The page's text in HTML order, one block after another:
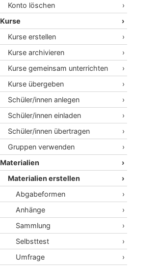
Konto löschen
Kurse
Kurse erstellen
Kurse archivieren
Kurse gemeinsam unterrichten
Kurse übergeben
Schüler/innen anlegen
Schüler/innen einladen
Schüler/innen übertragen
Gruppen verwenden
Materialien
Materialien erstellen
Abgabeformen
Anhänge
Sammlung
Selbsttest
Umfrage